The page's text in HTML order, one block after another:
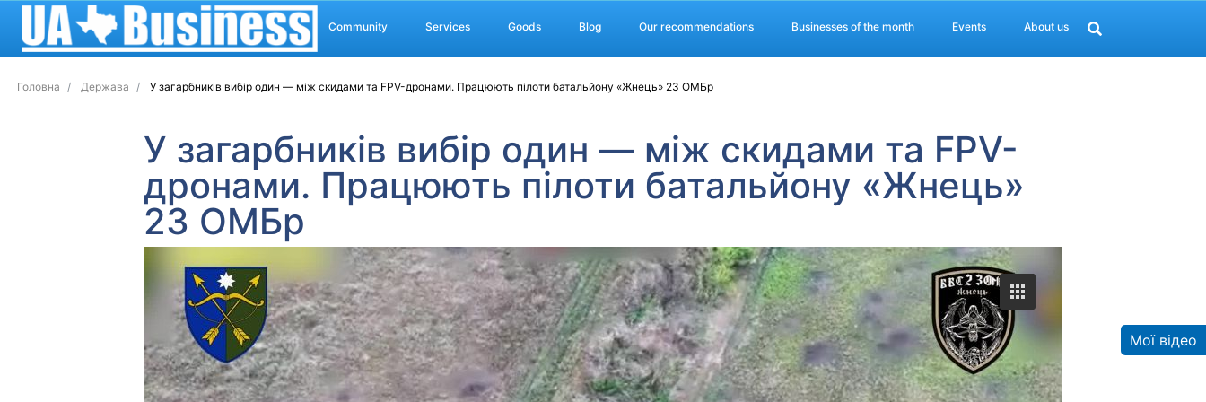
Community Services Goods Blog Our recommendations Businesses of the month Events About us
Головна Держава У загарбників вибір один — між скидами та FPV-дронами. Працюють пілоти батальйону «Жнець» 23 ОМБр
У загарбників вибір один — між скидами та FPV-
дронами. Працюють пілоти батальйону «Жнець»
23 ОМБр
Мої відео